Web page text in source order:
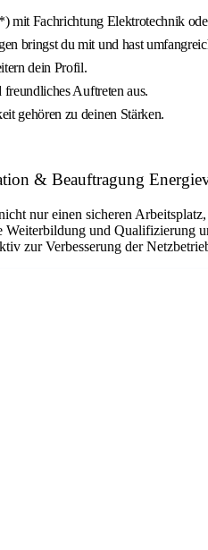
mit Fachrichtung Elektrotechnik
bringst du mit und hast
dein Profil.
Auftreten aus.
gehören zu deinen Stärken.
& Beauftragung
nur einen sicheren
und Qualifizierung
zur Verbesserung der